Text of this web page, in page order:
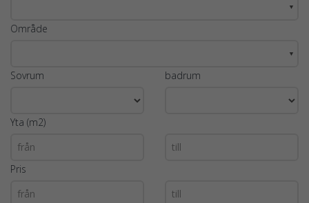
▼
Område
▼
Sovrum badrum
Yta (m2)
Pris